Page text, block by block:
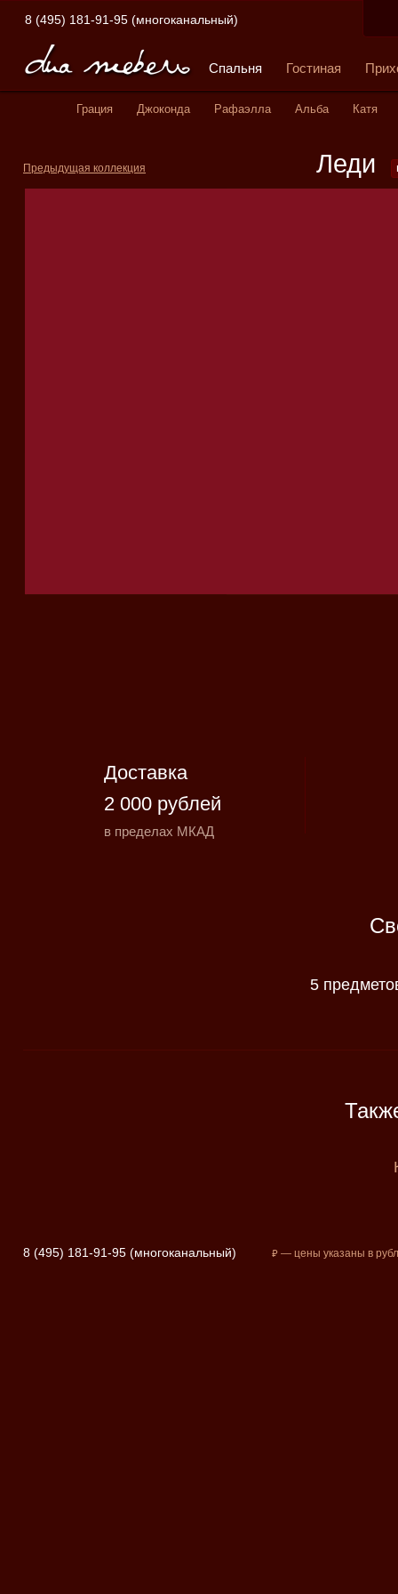
8 (495) 181-91-95 (многоканальный)
Спальня Гостиная
Грация Джоконда Рафаэлла Альба Катя
Предыдущая коллекция Леди
Доставка
2 000 рублей
в пределах МКАД
5
8 (495) 181-91-95 (многоканальный) ⃏ — цены указаны в
Корзина
Вы еще не добавили товары к заказу.